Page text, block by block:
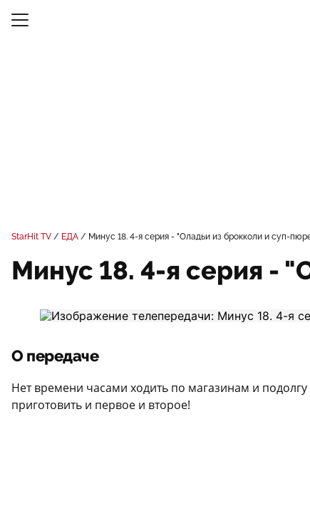
StarHit TV ЕДА Минус 18. 4-я серия - "Оладьи из брокколи и суп-
Минус 18. 4-я серия -
О передаче
Нет времени часами ходить по магазинам и
приготовить и первое и второе!